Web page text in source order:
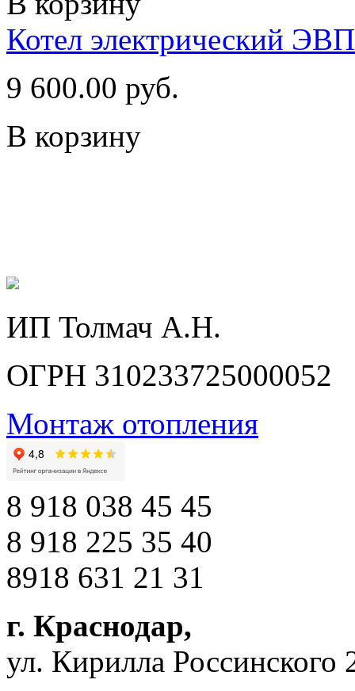
Котел электрический
9 600.00 руб.
В корзину
ИП Толмач А.Н.
ОГРН 310233725000052
Монтаж отопления
8 918 038 45 45
8 918 225 35 40
8918 631 21 31
г. Краснодар,
ул. Кирилла Россинского